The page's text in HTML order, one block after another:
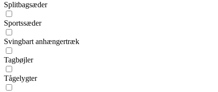
Splitbagsæder
Sportssæder
Svingbart anhængertræk
Tagbøjler
Tågelygter